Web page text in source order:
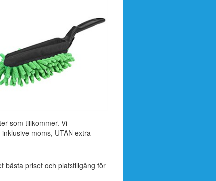
som tillkommer. Vi
moms, UTAN extra
bästa priset och platstillgång för